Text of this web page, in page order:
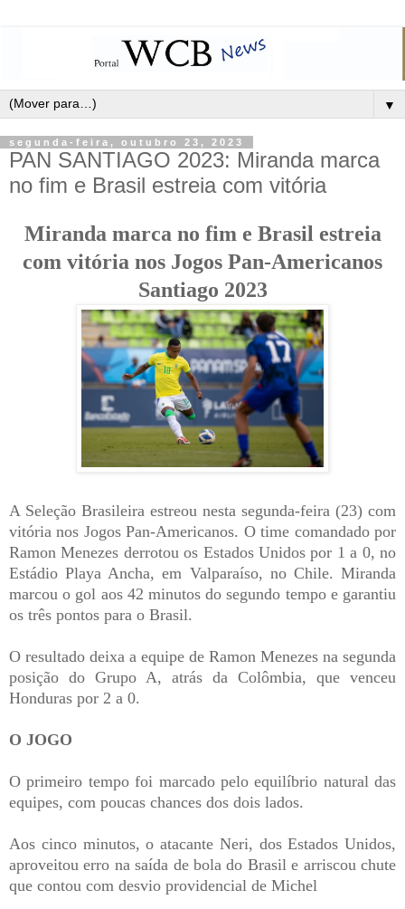
▼
segunda-feira, outubro 23, 2023
PAN SANTIAGO 2023: Miranda marca
no fim e Brasil estreia com vitória
Miranda marca no fim e Brasil estreia
com vitória nos Jogos Pan-Americanos
Santiago 2023
A Seleção Brasileira estreou nesta segunda-feira (23) com
vitória nos Jogos Pan-Americanos. O time comandado por
Ramon Menezes derrotou os Estados Unidos por 1 a 0, no
Estádio Playa Ancha, em Valparaíso, no Chile. Miranda
marcou o gol aos 42 minutos do segundo tempo e garantiu
os três pontos para o Brasil.
O resultado deixa a equipe de Ramon Menezes na segunda
posição do Grupo A, atrás da Colômbia, que venceu
Honduras por 2 a 0.
O JOGO
O primeiro tempo foi marcado pelo equilíbrio natural das
equipes, com poucas chances dos dois lados.
Aos cinco minutos, o atacante Neri, dos Estados Unidos,
aproveitou erro na saída de bola do Brasil e arriscou chute
que contou com desvio providencial de Michel